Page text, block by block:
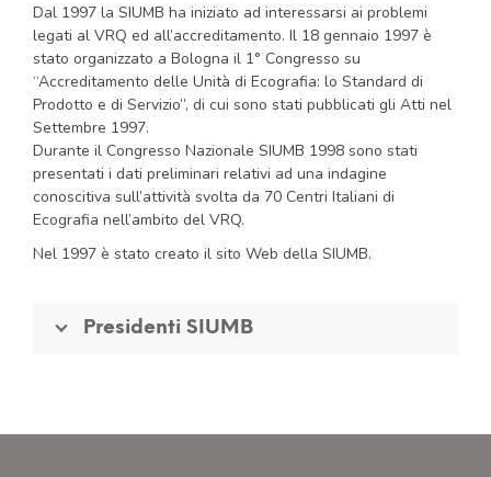
Dal 1997 la SIUMB ha iniziato ad interessarsi ai problemi
legati al VRQ ed all’accreditamento. Il 18 gennaio 1997 è
stato organizzato a Bologna il 1° Congresso su
“Accreditamento delle Unità di Ecografia: lo Standard di
Prodotto e di Servizio”, di cui sono stati pubblicati gli Atti nel
Settembre 1997.
Durante il Congresso Nazionale SIUMB 1998 sono stati
presentati i dati preliminari relativi ad una indagine
conoscitiva sull’attività svolta da 70 Centri Italiani di
Ecografia nell’ambito del VRQ.
Nel 1997 è stato creato il sito Web della SIUMB.
Presidenti SIUMB